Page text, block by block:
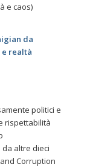
e caos)
da
realtà
politici e
rispettabilità
altre dieci
Corruption